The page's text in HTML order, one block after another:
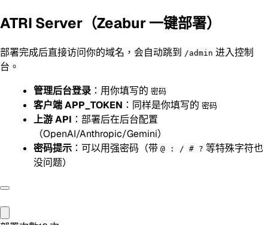
ATRI Server（Zeabur 一键部署）
部署完成后直接访问你的域名，会自动跳到 /admin 进入控制
台。
管理后台登录 ：用你填写的 密码
客户端 APP_TOKEN ：同样是你填写的 密码
上游 API ：部署后在后台配置
（OpenAI/Anthropic/Gemini）
密码提示 ：可以用强密码（带 @ : / # ? 等特殊字符也
没问题）